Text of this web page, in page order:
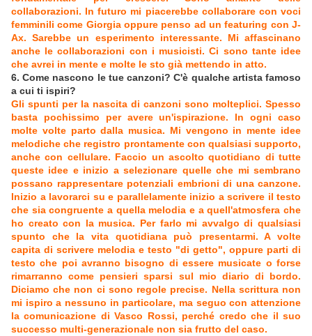
collaborazioni. In futuro mi piacerebbe collaborare con voci
femminili come Giorgia oppure penso ad un featuring con J-
Ax. Sarebbe un esperimento interessante. Mi affascinano
anche le collaborazioni con i musicisti. Ci sono tante idee
che avrei in mente e molte le sto già mettendo in atto.
6. Come nascono le tue canzoni? C'è qualche artista famoso
a cui ti ispiri?
Gli spunti per la nascita di canzoni sono molteplici. Spesso
basta pochissimo per avere un'ispirazione. In ogni caso
molte volte parto dalla musica. Mi vengono in mente idee
melodiche che registro prontamente con qualsiasi supporto,
anche con cellulare. Faccio un ascolto quotidiano di tutte
queste idee e inizio a selezionare quelle che mi sembrano
possano rappresentare potenziali embrioni di una canzone.
Inizio a lavorarci su e parallelamente inizio a scrivere il testo
che sia congruente a quella melodia e a quell'atmosfera che
ho creato con la musica. Per farlo mi avvalgo di qualsiasi
spunto che la vita quotidiana può presentarmi. A volte
capita di scrivere melodia e testo "di getto", oppure parti di
testo che poi avranno bisogno di essere musicate o forse
rimarranno come pensieri sparsi sul mio diario di bordo.
Diciamo che non ci sono regole precise. Nella scrittura non
mi ispiro a nessuno in particolare, ma seguo con attenzione
la comunicazione di Vasco Rossi, perché credo che il suo
successo multi-generazionale non sia frutto del caso.